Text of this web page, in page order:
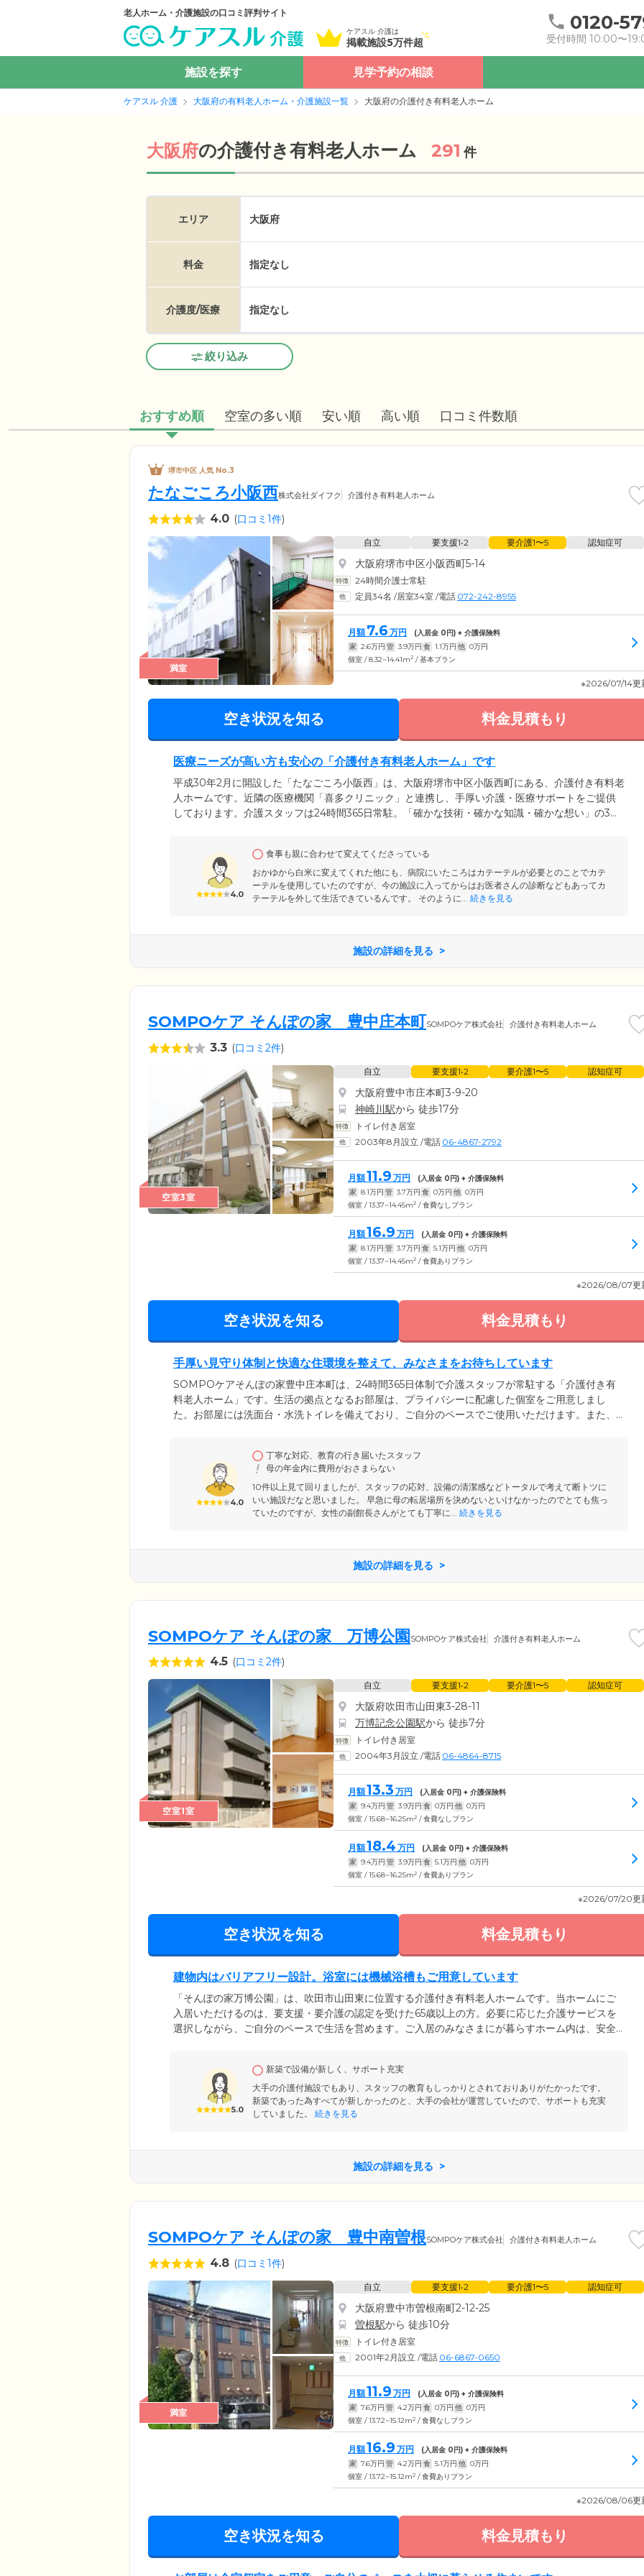
老人ホーム・介護施設の口コミ評判サイト
ケアスル 介護は
掲載施設5万件超
0120-
受付時間 10:00〜
施設を探す 見学予約の相談
ケアスル 介護 大阪府の有料老人ホーム・介護施設一覧 大阪府の介護付き有料老人ホーム
大阪府の介護付き有料老人ホーム 291 件
エリア 大阪府
料金 指定なし
介護度/医療 指定なし
絞り込み
おすすめ順 空室の多い順 安い順 高い順 口コミ件数順
堺市中区 人気 No.3
たなごころ小阪西株式会社ダイフク 介護付き有料老人ホーム
4.0 (口コミ1件)
満室
自立 要支援1•2 要介護1〜5 認知症可
大阪府堺市中区小阪西町5-14
24時間介護士常駐
定員34名 /居室34室 /電話 072-242-8955
月額 7.6 万円 (入居金 0円) + 介護保険料
家 2.6万円 管 3.9万円 食 1.1万円 他 0万円
個室 / 8.32~14.41m2 / 基本プラン
※2026/07/14更
空き状況を知る 料金見積もり
医療ニーズが高い方も安心の「介護付き有料老人ホーム」です
平成30年2月に開設した「たなごころ小阪西」は、大阪府堺市中区小阪西町にある、介護付き有料老
人ホームです。近隣の医療機関「喜多クリニック」と連携し、手厚い介護・医療サポートをご提供
しております。介護スタッフは24時間365日常駐。「確かな技術・確かな知識・確かな想い」の3つ
健康管理はもちろん、生活相談や緊急時のご対応も迅速に行います。
4.0
食事も親に合わせて変えてくださっている
おかゆから白米に変えてくれた他にも、病院にいたころはカテーテルが必要とのことでカテ
ーテルを使用していたのですが、今の施設に入ってからはお医者さんの診断などもあってカ
テーテルを外して生活できているんです。 そのように...
続きを見る
施設の詳細を見る
SOMPOケア そんぽの家 豊中庄本町SOMPOケア株式会社 介護付き有料老人ホーム
3.3 (口コミ2件)
空室3室
自立 要支援1•2 要介護1〜5 認知症可
大阪府豊中市庄本町3-9-20
神崎川駅から 徒歩17分
トイレ付き居室
2003年8月設立 /電話 06-4867-2792
月額11.9 万円 (入居金 0円) + 介護保険料
家 8.1万円 管 3.7万円 食 0万円 他 0万円
個室 / 13.37~14.45m2 / 食費なしプラン
月額16.9 万円 (入居金 0円) + 介護保険料
家 8.1万円 管 3.7万円 食 5.1万円 他 0万円
個室 / 13.37~14.45m2 / 食費ありプラン
※2026/08/07更
空き状況を知る 料金見積もり
手厚い見守り体制と快適な住環境を整えて、みなさまをお待ちしています
SOMPOケアそんぽの家豊中庄本町は、24時間365日体制で介護スタッフが常駐する「介護付き有
料老人ホーム」です。生活の拠点となるお部屋は、プライバシーに配慮した個室をご用意しまし
た。お部屋には洗面台・水洗トイレを備えており、ご自分のペースでご使用いただけます。また、
ンスのよいメニューを、1日3食ご提供。刻み食・ミキサー食・塩分制限食など、お体に合わせたさ
まざまなニーズにもお応えしますので、お気軽にご相談ください。
4.0
丁寧な対応、教育の行き届いたスタッフ
母の年金内に費用がおさまらない
10件以上見て回りましたが、スタッフの応対、設備の清潔感などトータルで考えて断トツに
いい施設だなと思いました。 早急に母の転居場所を決めないといけなかったのでとても焦っ
ていたのですが、女性の副館長さんがとても丁寧に...
続きを見る
施設の詳細を見る
SOMPOケア そんぽの家 万博公園 SOMPOケア株式会社 介護付き有料老人ホーム
4.5 (口コミ2件)
空室1室
自立 要支援1•2 要介護1〜5 認知症可
大阪府吹田市山田東3-28-11
万博記念公園駅から 徒歩7分
トイレ付き居室
2004年3月設立 /電話 06-4864-8715
月額13.3 万円 (入居金 0 円) + 介護保険料
家 9.4万円 管 3.9万円 食 0万円 他 0万円
個室 / 15.68~16.25m2 / 食費なしプラン
月額18.4 万円 (入居金 0 円) + 介護保険料
家 9.4万円 管 3.9万円 食 5.1万円 他 0万円
個室 / 15.68~16.25m2 / 食費ありプラン
※2026/07/20更
空き状況を知る 料金見積もり
建物内はバリアフリー設計。浴室には機械浴槽もご用意しています
「そんぽの家万博公園」は、吹田市山田東に位置する介護付き有料老人ホームです。当ホームにご
入居いただけるのは、要支援・要介護の認定を受けた65歳以上の方。必要に応じた介護サービスを
選択しながら、ご自分のペースで生活を営めます。ご入居のみなさまにが暮らすホーム内は、安全
しいご入居者様も、スタッフによるサポートのもと、お体を清潔に保てます。
5.0
新築で設備が新しく、サポート充実
大手の介護付施設でもあり、スタッフの教育もしっかりとされておりありがたかったです。
新築であった為すべてが新しかったのと、大手の会社が運営していたので、サポートも充実
していました。
続きを見る
施設の詳細を見る
SOMPOケア そんぽの家 豊中南曽根SOMPOケア株式会社 介護付き有料老人ホーム
4.8 (口コミ1件)
満室
自立 要支援1•2 要介護1〜5 認知症可
大阪府豊中市曽根南町2-12-25
曽根駅から 徒歩10分
トイレ付き居室
2001年2月設立 /電話 06-6867-0650
月額11.9 万円 (入居金 0 円) + 介護保険料
家 7.6万円 管 4.2万円 食 0万円 他 0万円
個室 / 13.72~15.12m2 / 食費なしプラン
月額16.9 万円 (入居金 0 円) + 介護保険料
家 7.6万円 管 4.2万円 食 5.1万円 他 0万円
個室 / 13.72~15.12m2 / 食費ありプラン
※2026/08/06更
空き状況を知る 料金見積もり